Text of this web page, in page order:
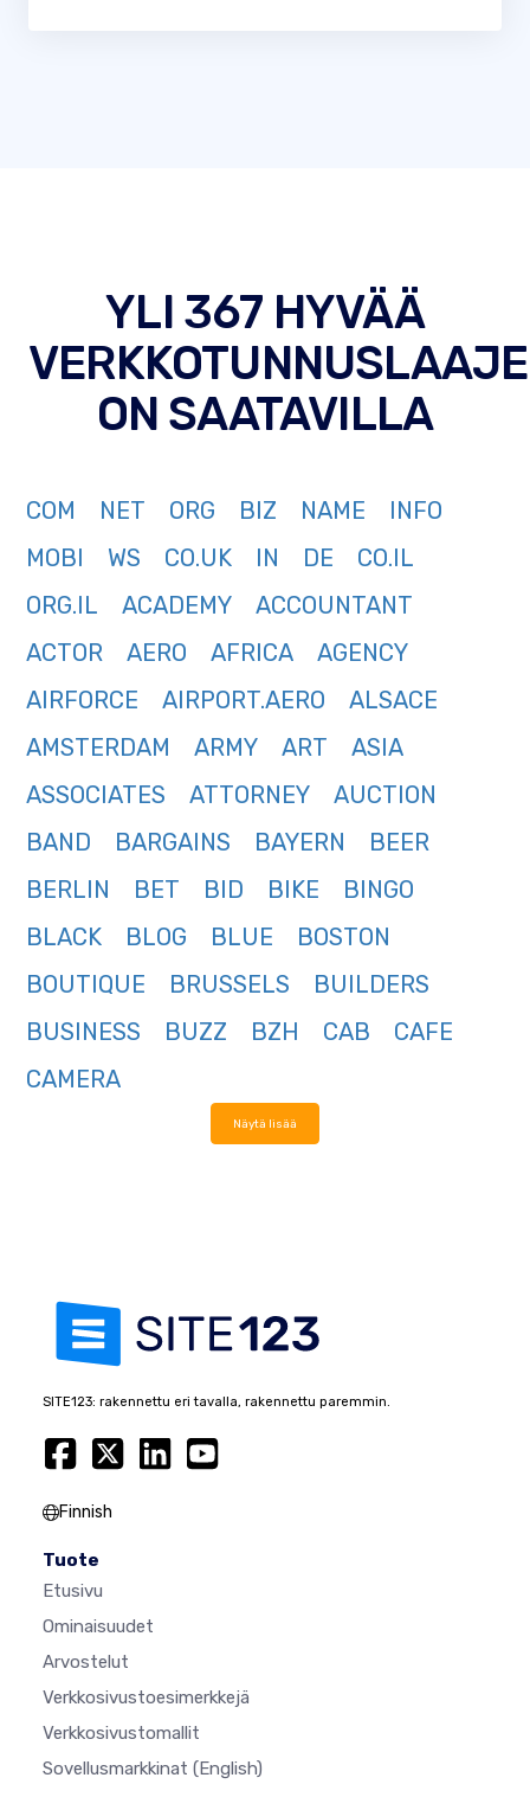
YLI 367 HYVÄÄ
ON SAATAVILLA
COM NET ORG BIZ NAME
INFO
MOBI
WS CO.UK IN DE
CO.IL
ORG.IL
ACADEMY
ACCOUNTANT
ACTOR
AERO AFRICA
AGENCY
AIRFORCE
AIRPORT.AERO
ALSACE
AMSTERDAM
ARMY ART
ASIA
ASSOCIATES
ATTORNEY
AUCTION
BAND
BARGAINS BAYERN
BEER
BERLIN
BET BID BIKE
BINGO
BLACK
BLOG BLUE
BOSTON
BOUTIQUE
BRUSSELS
BUILDERS
BUSINESS
BUZZ BZH CAB
CAFE
CAMERA
Näytä lisää
SITE123: rakennettu eri tavalla, rakennettu paremmin.
Finnish
Tuote
Etusivu
Ominaisuudet
Arvostelut
Verkkosivustoesimerkkejä
Verkkosivustomallit
Sovellusmarkkinat (English)